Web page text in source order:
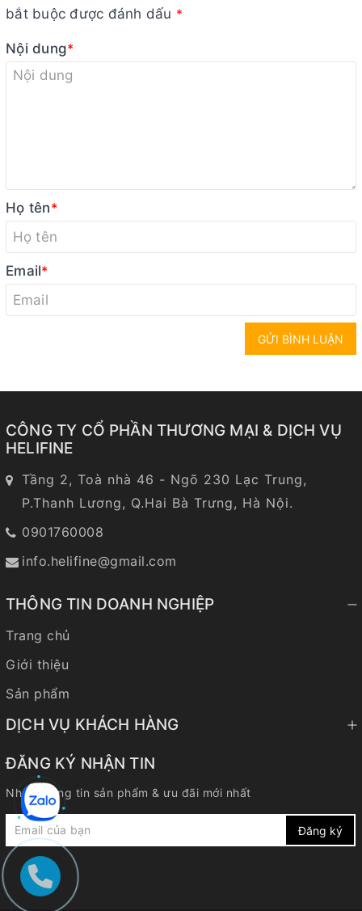
bắt buộc được đánh dấu *
Nội dung*
Họ tên*
Email*
GỬI BÌNH LUẬN
CÔNG TY CỔ PHẦN THƯƠNG MẠI & DỊCH VỤ
HELIFINE
Tầng 2, Toà nhà 46 - Ngõ 230 Lạc Trung,
P.Thanh Lương, Q.Hai Bà Trưng, Hà Nội.
0901760008
info.helifine@gmail.com
THÔNG TIN DOANH NGHIỆP
Trang chủ
Giới thiệu
Sản phẩm
DỊCH VỤ KHÁCH HÀNG
ĐĂNG KÝ NHẬN TIN
Nhận thông tin sản phẩm & ưu đãi mới nhất
Đăng ký